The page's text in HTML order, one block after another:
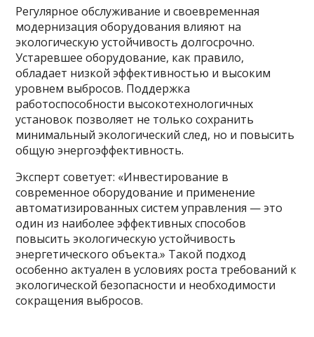
Регулярное обслуживание и своевременная
модернизация оборудования влияют на
экологическую устойчивость долгосрочно.
Устаревшее оборудование, как правило,
обладает низкой эффективностью и высоким
уровнем выбросов. Поддержка
работоспособности высокотехнологичных
установок позволяет не только сохранить
минимальный экологический след, но и повысить
общую энергоэффективность.
Эксперт советует: «Инвестирование в
современное оборудование и применение
автоматизированных систем управления — это
один из наиболее эффективных способов
повысить экологическую устойчивость
энергетического объекта.» Такой подход
особенно актуален в условиях роста требований к
экологической безопасности и необходимости
сокращения выбросов.